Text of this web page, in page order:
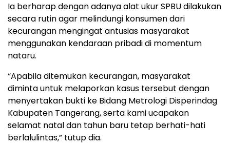
Ia berharap dengan adanya alat ukur SPBU dilakukan
secara rutin agar melindungi konsumen dari
kecurangan mengingat antusias masyarakat
menggunakan kendaraan pribadi di momentum
nataru.
“Apabila ditemukan kecurangan, masyarakat
diminta untuk melaporkan kasus tersebut dengan
menyertakan bukti ke Bidang Metrologi Disperindag
Kabupaten Tangerang, serta kami ucapakan
selamat natal dan tahun baru tetap berhati-hati
berlalulintas,” tutup dia.